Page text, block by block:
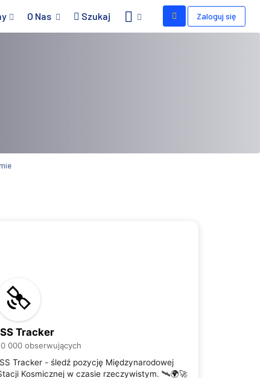
O Nas Szukaj Zaloguj się
Tracker
000 obserwujących
Tracker - śledź pozycję Międzynarodowej
Kosmicznej w czasie rzeczywistym. 🛰️🌍🚀